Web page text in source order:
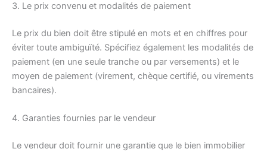
3. Le prix convenu et modalités de paiement
Le prix du bien doit être stipulé en mots et en chiffres pour
éviter toute ambiguïté. Spécifiez également les modalités de
paiement (en une seule tranche ou par versements) et le
moyen de paiement (virement, chèque certifié, ou virements
bancaires).
4. Garanties fournies par le vendeur
Le vendeur doit fournir une garantie que le bien immobilier